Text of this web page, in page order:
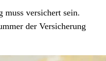
versichert sein.
der Versicherung